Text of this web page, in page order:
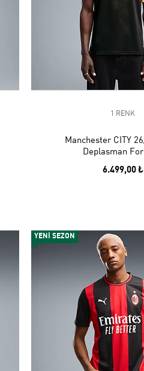
1 RENK
Manchester CITY
Deplasman
6.499,00 ₺
YENİ SEZON